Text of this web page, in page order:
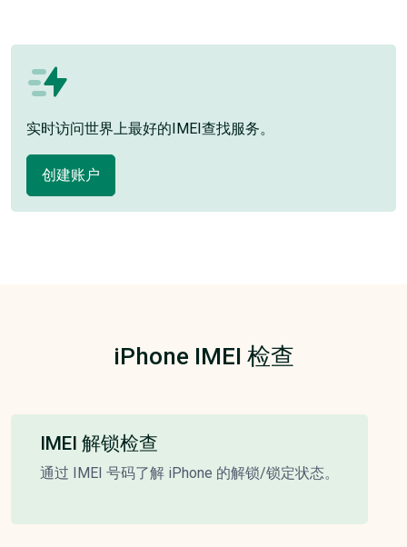
实时访问世界上最好的IMEI查找服务。
创建账户
iPhone IMEI 检查
IMEI 解锁检查
通过 IMEI 号码了解 iPhone 的解锁/锁定状态。